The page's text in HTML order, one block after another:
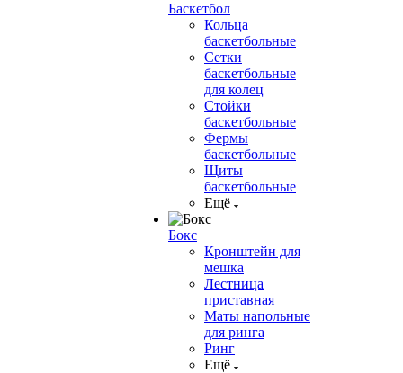
Баскетбол
Кольца
баскетбольные
Сетки
баскетбольные
для колец
Стойки
баскетбольные
Фермы
баскетбольные
Щиты
баскетбольные
Ещё
Бокс
Кронштейн для
мешка
Лестница
приставная
Маты напольные
для ринга
Ринг
Ещё